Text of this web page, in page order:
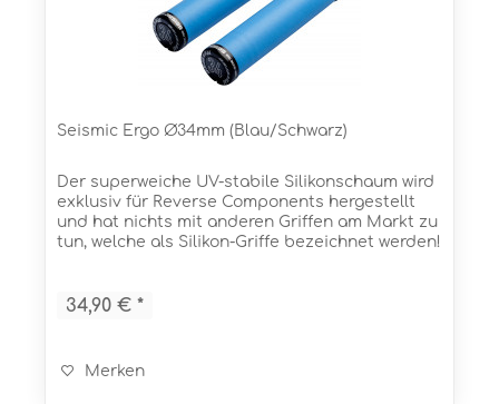
Seismic Ergo Ø34mm (Blau/Schwarz)
Der superweiche UV-stabile Silikonschaum wird
exklusiv für Reverse Components hergestellt
und hat nichts mit anderen Griffen am Markt zu
tun, welche als Silikon-Griffe bezeichnet werden!
34,90 € *
Merken